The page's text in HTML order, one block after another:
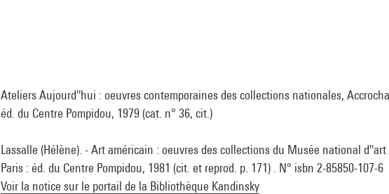
Ateliers Aujourd''hui : oeuvres contemporaines des collections nationales,
éd. du Centre Pompidou, 1979 (cat. n° 36, cit.)
Lassalle (Hélène). - Art américain : oeuvres des collections du Musée national
Paris : éd. du Centre Pompidou, 1981 (cit. et reprod. p. 171) . N° isbn 2-85850-107-6
Voir la notice sur le portail de la Bibliothèque Kandinsky